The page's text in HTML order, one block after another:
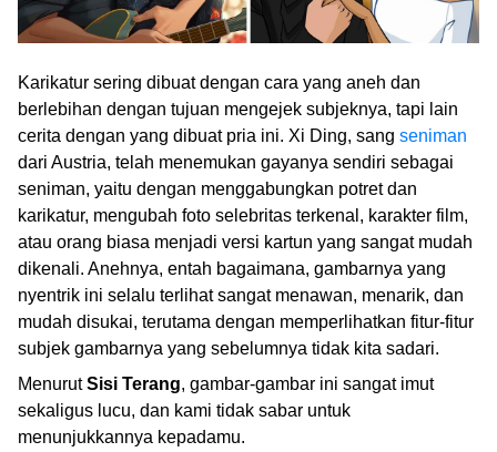
Karikatur sering dibuat dengan cara yang aneh dan
berlebihan dengan tujuan mengejek subjeknya, tapi lain
cerita dengan yang dibuat pria ini. Xi Ding, sang seniman
dari Austria, telah menemukan gayanya sendiri sebagai
seniman, yaitu dengan menggabungkan potret dan
karikatur, mengubah foto selebritas terkenal, karakter film,
atau orang biasa menjadi versi kartun yang sangat mudah
dikenali. Anehnya, entah bagaimana, gambarnya yang
nyentrik ini selalu terlihat sangat menawan, menarik, dan
mudah disukai, terutama dengan memperlihatkan fitur-fitur
subjek gambarnya yang sebelumnya tidak kita sadari.
MenurutSisi Terang, gambar-gambar ini sangat imut
sekaligus lucu, dan kami tidak sabar untuk
menunjukkannya kepadamu.